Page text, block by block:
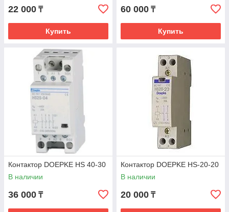
22 000 ₸
Купить
60 000 ₸
Купить
Контактор DOEPKE HS 40-30
В наличии
36 000 ₸
Контактор DOEPKE HS-20-20
В наличии
20 000 ₸